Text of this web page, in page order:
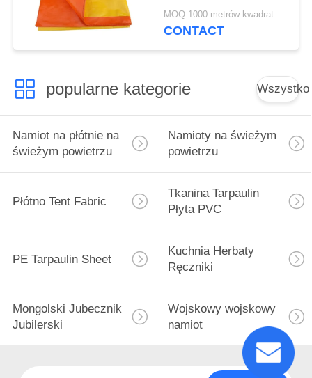
Waterproof Ground
Sheet Cover
MOQ:1000 metrów kwadratowych
CONTACT
popularne kategorie Wszystko
Namiot na płótnie na
świeżym powietrzu
Namioty na świeżym
powietrzu
Płótno Tent Fabric
Tkanina Tarpaulin
Płyta PVC
PE Tarpaulin Sheet
Kuchnia Herbaty
Ręczniki
Mongolski Jubecznik
Jubilerski
Wojskowy wojskowy
namiot